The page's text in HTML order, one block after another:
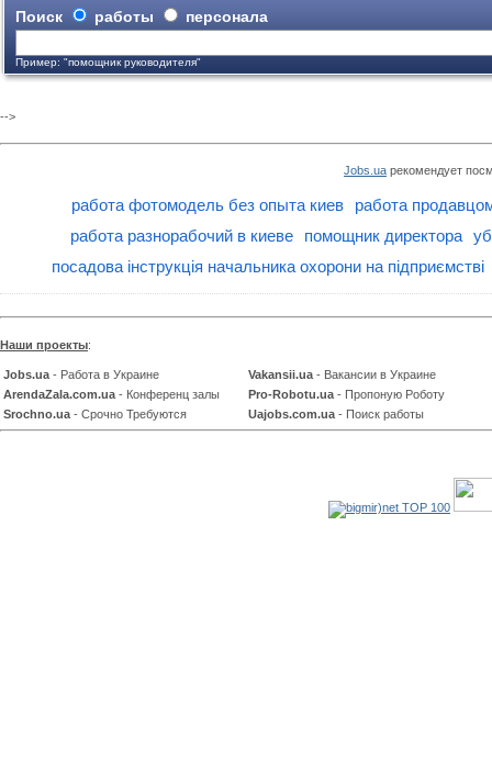
Поиск работы персонала
Пример: "помощник руководителя"
-->
Jobs.ua рекомендует
работа фотомодель без опыта киев
работа
работа разнорабочий в киеве
помощник директора
посадова інструкція начальника охорони на підприємстві
Наши проекты:
Jobs.ua - Работа в Украине Vakansii.ua - Вакансии в Украине
ArendaZala.com.ua - Конференц залы Pro-Robotu.ua - Пропоную Роботу
Srochno.ua - Срочно Требуются Uajobs.com.ua - Поиск работы